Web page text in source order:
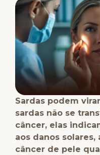
Sardas podem
sardas não se
câncer, elas
aos danos
câncer de pele